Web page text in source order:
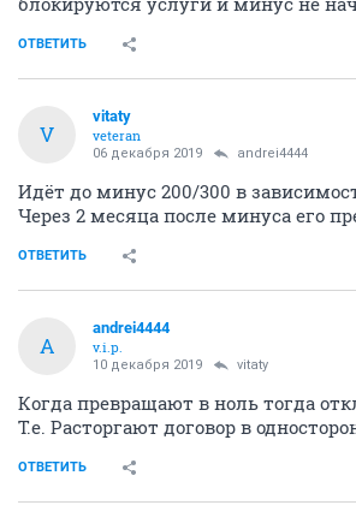
ОТВЕТИТЬ
V
vitaty
veteran
06 декабря 2019 andrei4444
Идёт до минус 200/300 в
Через 2 месяца после минуса его
ОТВЕТИТЬ
A
andrei4444
v.i.p.
10 декабря 2019 vitaty
Когда превращают в ноль тогда
Т.е. Расторгают договор в
ОТВЕТИТЬ